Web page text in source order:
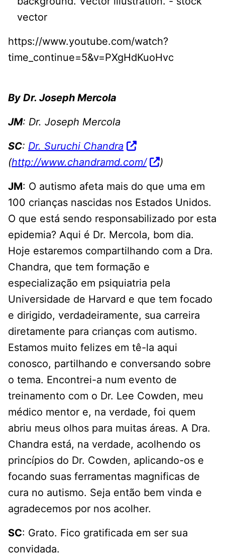
https://www.youtube.com/watch?
time_continue=5&v=PXgHdKuoHvc
By Dr. Joseph Mercola
JM: Dr. Joseph Mercola
SC: Dr. Suruchi Chandra
(http://www.chandramd.com/
)
JM: O autismo afeta mais do que uma em
100 crianças nascidas nos Estados Unidos.
O que está sendo responsabilizado por esta
epidemia? Aqui é Dr. Mercola, bom dia.
Hoje estaremos compartilhando com a Dra.
Chandra, que tem formação e
especialização em psiquiatria pela
Universidade de Harvard e que tem focado
e dirigido, verdadeiramente, sua carreira
diretamente para crianças com autismo.
Estamos muito felizes em tê-la aqui
conosco, partilhando e conversando sobre
o tema. Encontrei-a num evento de
treinamento com o Dr. Lee Cowden, meu
médico mentor e, na verdade, foi quem
abriu meus olhos para muitas áreas. A Dra.
Chandra está, na verdade, acolhendo os
princípios do Dr. Cowden, aplicando-os e
focando suas ferramentas magnificas de
cura no autismo. Seja então bem vinda e
agradecemos por nos acolher.
SC: Grato. Fico gratificada em ser sua
convidada.